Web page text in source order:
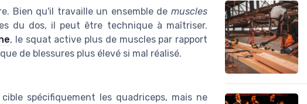
Bien qu'il travaille un ensemble demuscles
du dos, il peut être technique à maîtriser.
, le squat active plus de muscles par rapport
de blessures plus élevé si mal réalisé.
cible spécifiquement les quadriceps, mais ne